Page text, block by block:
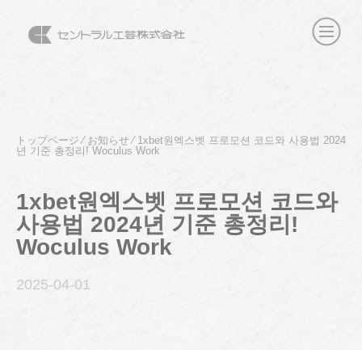
トップページ⁄ お知らせ⁄ 1xbet원엑스벳 프로모션 코드와 사용법 2024
년 기준 총정리! Woculus Work
1xbet원엑스벳 프로모션 코드와
사용법 2024년 기준 총정리!
Woculus Work
2025-04-01